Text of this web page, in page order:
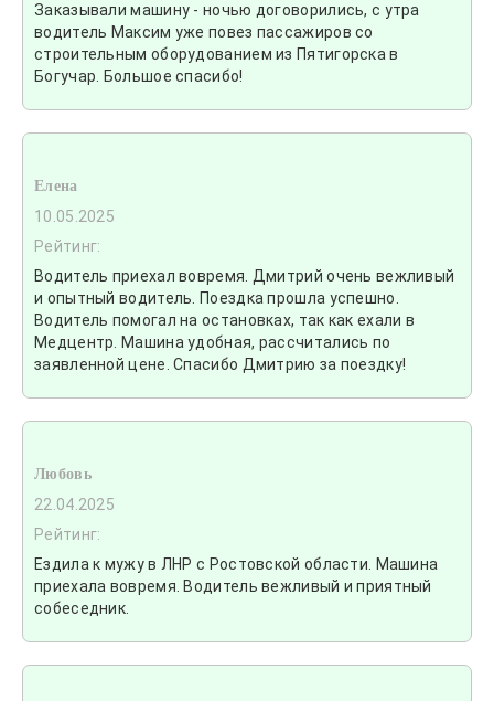
Заказывали машину - ночью договорились, с утра
водитель Максим уже повез пассажиров со
строительным оборудованием из Пятигорска в
Богучар. Большое спасибо!
Елена
10.05.2025
Рейтинг:
Водитель приехал вовремя. Дмитрий очень вежливый
и опытный водитель. Поездка прошла успешно.
Водитель помогал на остановках, так как ехали в
Медцентр. Машина удобная, рассчитались по
заявленной цене. Спасибо Дмитрию за поездку!
Любовь
22.04.2025
Рейтинг:
Ездила к мужу в ЛНР с Ростовской области. Машина
приехала вовремя. Водитель вежливый и приятный
собеседник.